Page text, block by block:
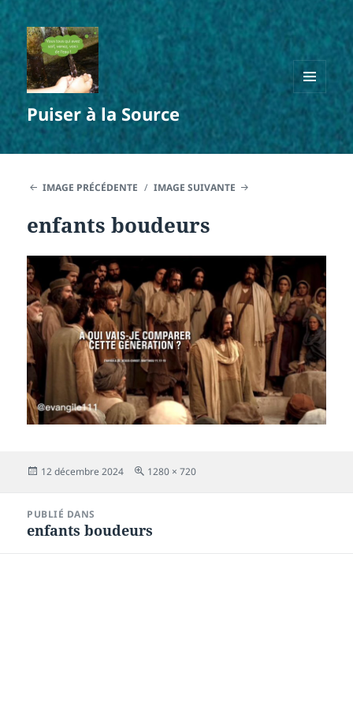
Puiser à la Source
MENU
ET
WIDGETS
IMAGE PRÉCÉDENTE IMAGE SUIVANTE
enfants boudeurs
Publié
12 décembre 2024
Taille
1280 × 720
l’article
PUBLIÉ DANS
enfants boudeurs